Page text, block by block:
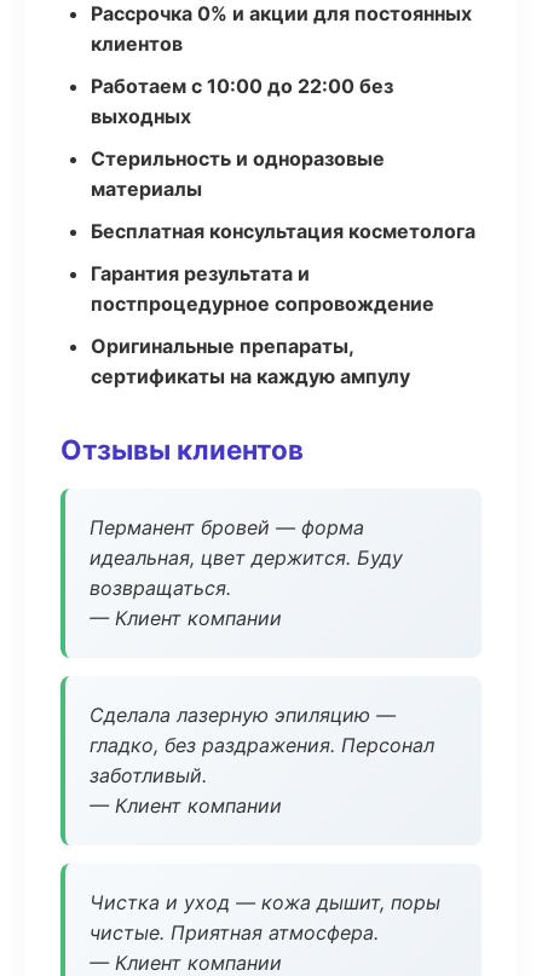
Рассрочка 0% и акции для постоянных
клиентов
Работаем с 10:00 до 22:00 без
выходных
Стерильность и одноразовые
материалы
Бесплатная консультация косметолога
Гарантия результата и
постпроцедурное сопровождение
Оригинальные препараты,
сертификаты на каждую ампулу
Отзывы клиентов
Перманент бровей — форма
идеальная, цвет держится. Буду
возвращаться.
— Клиент компании
Сделала лазерную эпиляцию —
гладко, без раздражения. Персонал
заботливый.
— Клиент компании
Чистка и уход — кожа дышит, поры
чистые. Приятная атмосфера.
— Клиент компании